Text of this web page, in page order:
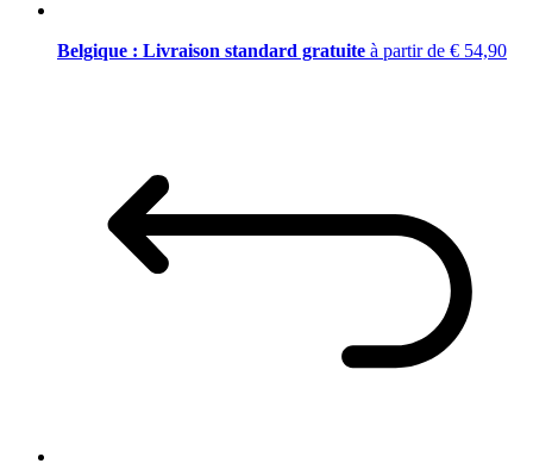
Belgique : Livraison standard gratuite à partir de € 54,90